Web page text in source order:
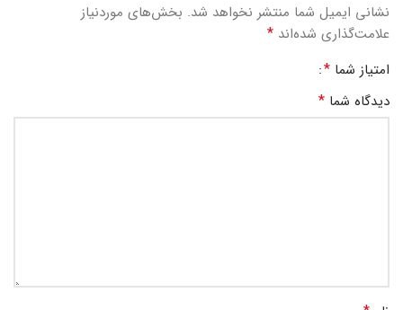
نشانی ایمیل شما منتشر نخواهد شد. بخش‌های موردنیاز
علامت‌گذاری شده‌اند *
امتیاز شما *
دیدگاه شما *